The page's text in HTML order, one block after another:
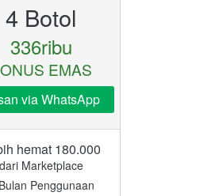
4 Botol
336ribu
EMAS
via WhatsApp
hemat 180.000
dari Marketplace
Penggunaan